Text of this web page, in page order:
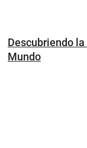
Descubriendo la
Mundo